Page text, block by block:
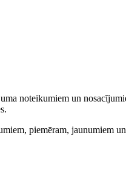
noteikumiem un
piemēram, jaunumiem